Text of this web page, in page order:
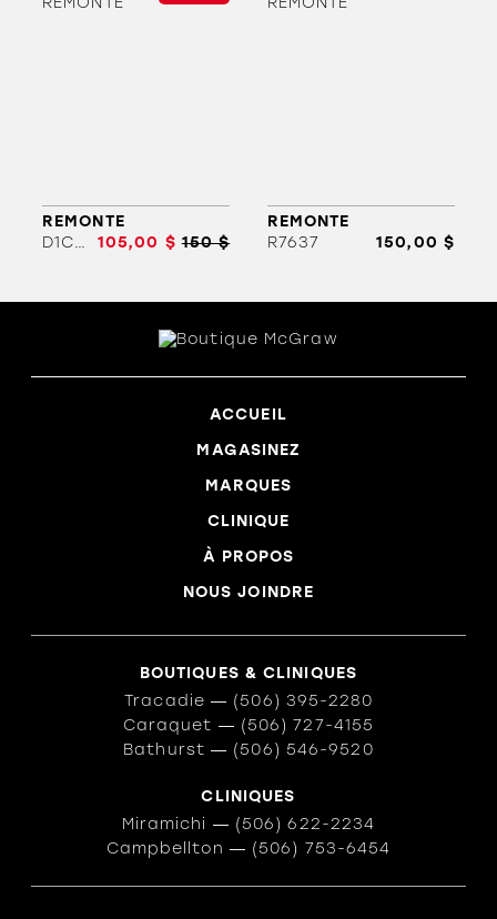
REMONTE
D1C06
105,00 $ 150 $
REMONTE
R7637
150,00 $
ACCUEIL
MAGASINEZ
MARQUES
CLINIQUE
À PROPOS
NOUS JOINDRE
BOUTIQUES & CLINIQUES
Tracadie ― (506) 395-2280
Caraquet ― (506) 727-4155
Bathurst ― (506) 546-9520
CLINIQUES
Miramichi ― (506) 622-2234
Campbellton ― (506) 753-6454